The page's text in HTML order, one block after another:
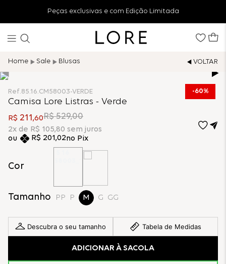
Peças exclusivas e com Edição Limitada
Sale Blusas
60%
Ref.85.16.CM58003-VERDE
Camisa Lore Listras - Verde
R$ 211,60R$ 529,00
2x de R$ 105,80 sem juros
R$ 201,02no Pix
Cor
Tamanho PP P M G GG
Descubra o seu tamanho Tabela de Medidas
ADICIONAR À SACOLA